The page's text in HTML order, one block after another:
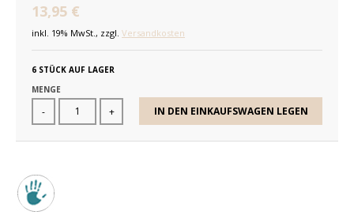
13,95 €
inkl. 19% MwSt., zzgl. Versandkosten
6 STÜCK AUF LAGER
MENGE
- + IN DEN EINKAUFSWAGEN LEGEN